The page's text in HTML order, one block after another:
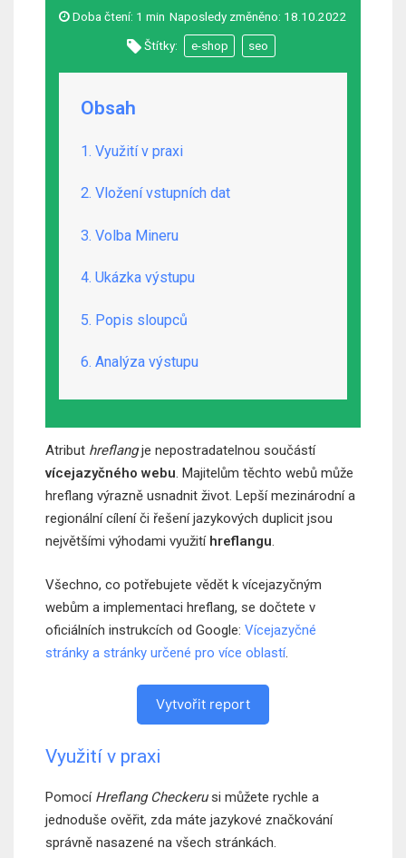
Naposledy změněno: 18.10.2022
Doba čtení: 1 min
Štítky: e-shop seo
Obsah
1. Využití v praxi
2. Vložení vstupních dat
3. Volba Mineru
4. Ukázka výstupu
5. Popis sloupců
6. Analýza výstupu
Atribut hreflangje nepostradatelnou součástí
vícejazyčného webu. Majitelům těchto webů může
hreflang výrazně usnadnit život. Lepší mezinárodní a
regionální cílení či řešení jazykových duplicit jsou
největšími výhodami využití hreflangu.
Všechno, co potřebujete vědět k vícejazyčným
webům a implementaci hreflang, se dočtete v
oficiálních instrukcích od Google: Vícejazyčné
stránky a stránky určené pro více oblastí.
Vytvořit report
Využití v praxi
Pomocí Hreflang Checkerusi můžete rychle a
jednoduše ověřit, zda máte jazykové značkování
správně nasazené na všech stránkách.